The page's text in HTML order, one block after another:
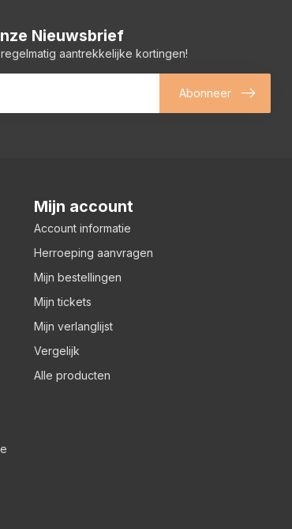
Nieuwsbrief
aantrekkelijke kortingen!
Abonneer
Mijn account
Account informatie
Herroeping aanvragen
Mijn bestellingen
Mijn tickets
Mijn verlanglijst
Vergelijk
Alle producten